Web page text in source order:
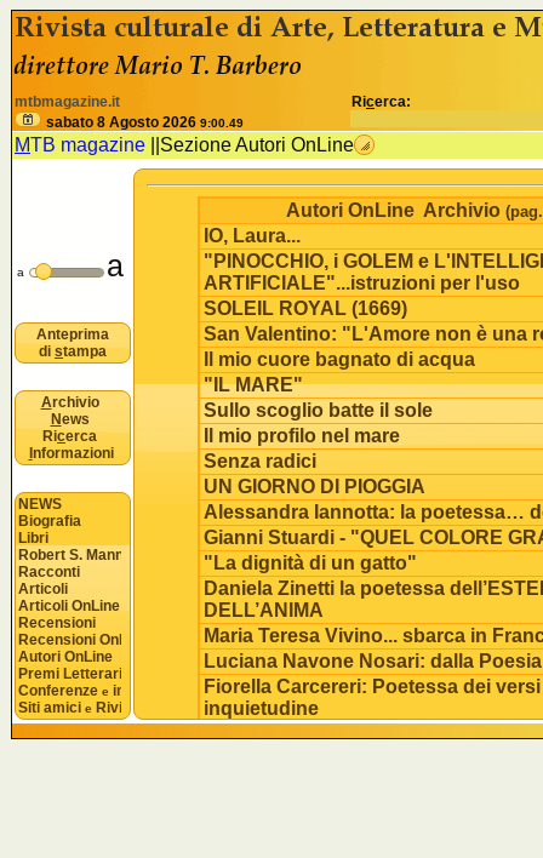
B
u
n
sabato 8 Agosto 2026 9:00.49
mtbmagazine.it Ricerca:
MTB magazine Sezione Autori OnLine
<% //deve esistere nomeSezione e idSezione come variabili
Autori OnLine Archivio
IO, Laura...
"PINOCCHIO, i GOLEM e
ARTIFICIALE"...istruzioni per l'uso
SOLEIL ROYAL (1669)
San Valentino: "L'Amore non è una
Il mio cuore bagnato di acqua
"IL MARE"
Sullo scoglio batte il sole
Il mio profilo nel mare
Senza radici
UN GIORNO DI PIOGGIA
Alessandra Iannotta: la poetessa…
Gianni Stuardi - "QUEL COLORE
"La dignità di un gatto"
Daniela Zinetti la poetessa
DELL’ANIMA
Maria Teresa Vivino... sbarca in
Luciana Navone Nosari: dalla
Fiorella Carcereri: Poetessa dei versi
inquietudine
Ivana Posti: poeta e scrittrice dalle
a a
Anteprima
di stampa
Archivio
News
Ricerca
nformazioni
NEWS
Biografia
Libri
Robert S. Mannon
Racconti
Articoli
Articoli OnLine
Recensioni
Recensioni OnLine
Autori OnLine
Premi Letterari
Conferenze e interviste
Siti amici e Riviste